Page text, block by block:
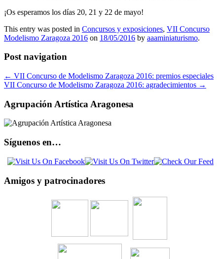
¡Os esperamos los días 20, 21 y 22 de mayo!
This entry was posted in Concursos y exposiciones, VII Concurso
Modelismo Zaragoza 2016 on 18/05/2016 by aaaminiaturismo.
Post navigation
← VII Concurso de Modelismo Zaragoza 2016: premios especiales
VII Concurso de Modelismo Zaragoza 2016: agradecimientos →
Agrupación Artística Aragonesa
Síguenos en…
Amigos y patrocinadores